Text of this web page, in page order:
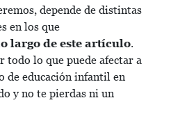
depende de distintas
en los que
largo de este artículo.
todo lo que puede afectar a
de educación infantil en
y no te pierdas ni un